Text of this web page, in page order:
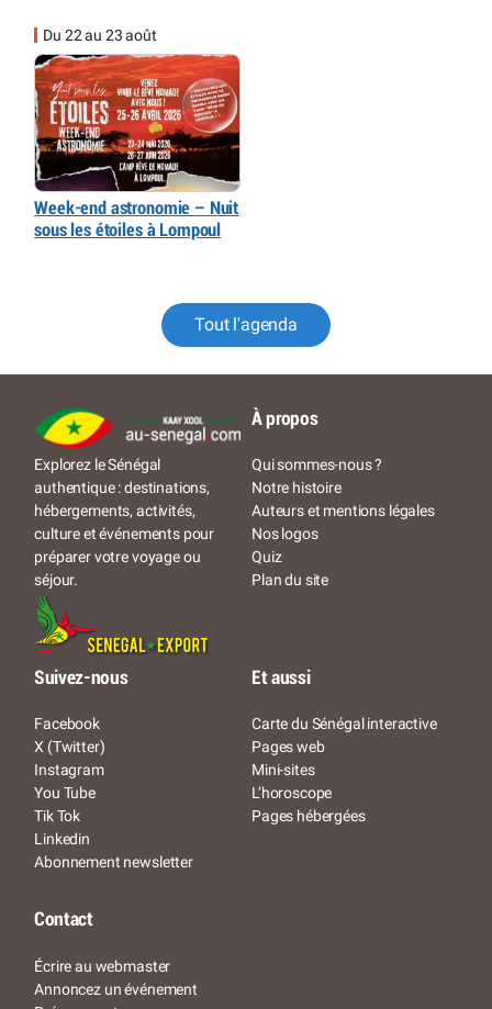
Du 22 au 23 août
Week-end astronomie – Nuit
sous les étoiles à Lompoul
Tout l'agenda
Explorez le Sénégal
authentique : destinations,
hébergements, activités,
culture et événements pour
préparer votre voyage ou
séjour.
À propos
Qui sommes-nous ?
Notre histoire
Auteurs et mentions légales
Nos logos
Quiz
Plan du site
Suivez-nous
Facebook
X (Twitter)
Instagram
You Tube
Tik Tok
Linkedin
Abonnement newsletter
Et aussi
Carte du Sénégal interactive
Pages web
Mini-sites
L’horoscope
Pages hébergées
Contact
Écrire au webmaster
Annoncez un événement